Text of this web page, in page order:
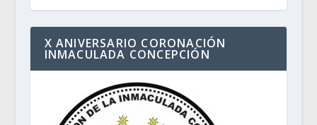
X ANIVERSARIO CORONACIÓN
INMACULADA CONCEPCIÓN